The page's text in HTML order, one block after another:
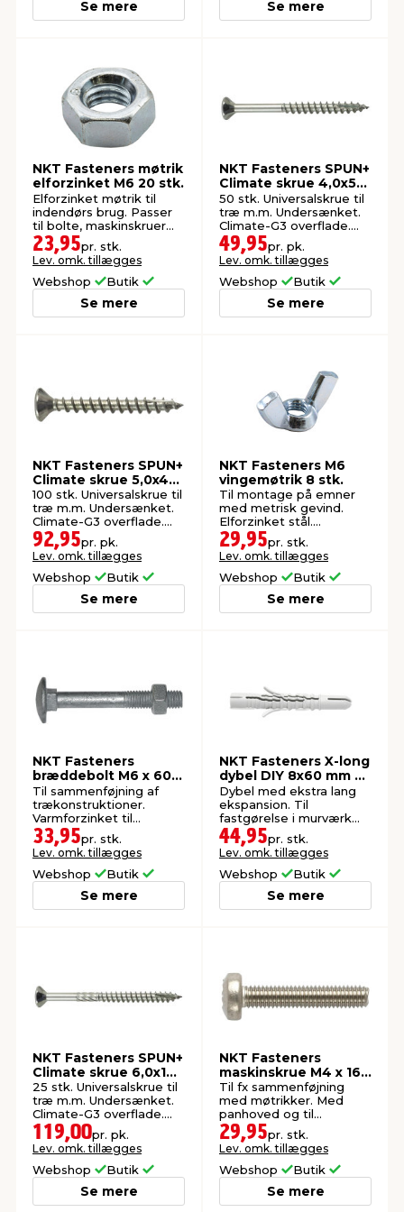
Se mere Se mere
NKT Fasteners møtrik
elforzinket M6 20 stk.
Elforzinket møtrik til
indendørs brug. Passer
til bolte, maskinskruer
og gevindstænger.
23,95pr. stk.
Lev. omk. tillægges
Webshop Butik
Se mere
NKT Fasteners SPUN+
Climate skrue 4,0x50
mm 50 stk.
50 stk. Universalskrue til
træ m.m. Undersænket.
Climate-G3 overflade.
Udendørs.
49,95pr. pk.
Lev. omk. tillægges
Webshop Butik
Se mere
NKT Fasteners SPUN+
Climate skrue 5,0x40
mm 100 stk.
100 stk. Universalskrue til
træ m.m. Undersænket.
Climate-G3 overflade.
Udendørs.
92,95pr. pk.
Lev. omk. tillægges
Webshop Butik
Se mere
NKT Fasteners M6
vingemøtrik 8 stk.
Til montage på emner
med metrisk gevind.
Elforzinket stål.
Indendørs brug.
29,95pr. stk.
Lev. omk. tillægges
Webshop Butik
Se mere
NKT Fasteners
bræddebolt M6 x 60
mm 6 stk.
Til sammenføjning af
trækonstruktioner.
Varmforzinket til
udendørs montering.
33,95pr. stk.
Lev. omk. tillægges
Webshop Butik
Se mere
NKT Fasteners X-long
dybel DIY 8x60 mm 8
stk.
Dybel med ekstra lang
ekspansion. Til
fastgørelse i murværk
med pudslag.
44,95pr. stk.
Lev. omk. tillægges
Webshop Butik
Se mere
NKT Fasteners SPUN+
Climate skrue 6,0x100
mm 25 stk.
25 stk. Universalskrue til
træ m.m. Undersænket.
Climate-G3 overflade.
Udendørs.
119,00pr. pk.
Lev. omk. tillægges
Webshop Butik
Se mere
NKT Fasteners
maskinskrue M4 x 16
mm 8 stk.
Til fx sammenføjning
med møtrikker. Med
panhoved og til
udendørs brug. 8 stk.
29,95pr. stk.
Lev. omk. tillægges
Webshop Butik
Se mere